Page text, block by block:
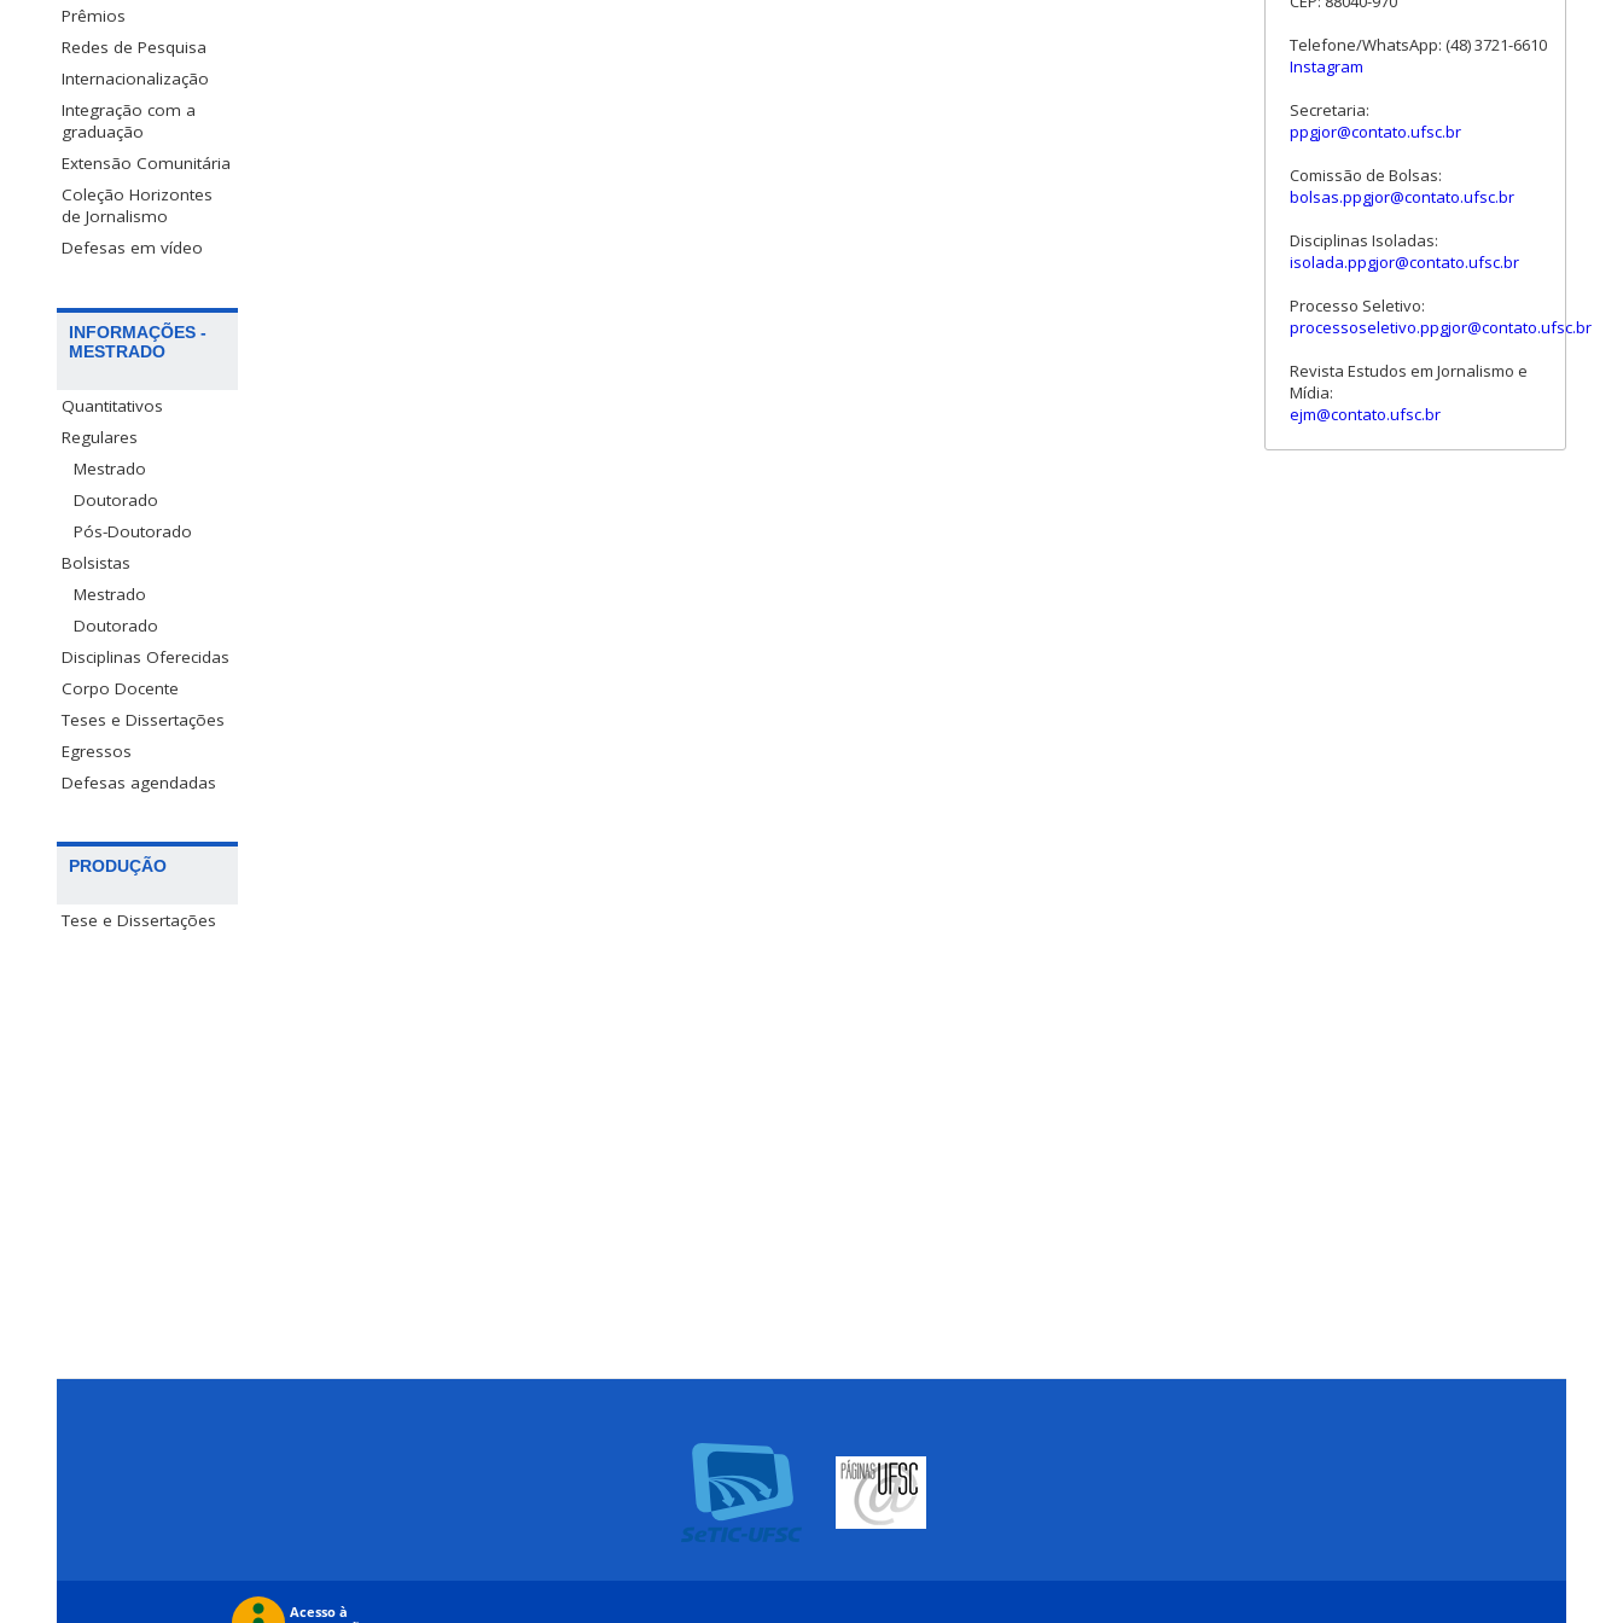
Prêmios
Redes de Pesquisa
Internacionalização
Integração com a
graduação
Extensão Comunitária
Coleção Horizontes
de Jornalismo
Defesas em vídeo
INFORMAÇÕES -
MESTRADO
Quantitativos
Regulares
Mestrado
Doutorado
Pós-Doutorado
Bolsistas
Mestrado
Doutorado
Disciplinas Oferecidas
Corpo Docente
Teses e Dissertações
Egressos
Defesas agendadas
PRODUÇÃO
Tese e Dissertações
Telefone/WhatsApp: (48) 3721-6610
Instagram
Secretaria:
ppgjor@contato.ufsc.br
Comissão de Bolsas:
bolsas.ppgjor@contato.ufsc.br
Disciplinas Isoladas:
isolada.ppgjor@contato.ufsc.br
Processo Seletivo:
processoseletivo.ppgjor@contato.ufsc.br
Revista Estudos em Jornalismo e
Mídia:
ejm@contato.ufsc.br